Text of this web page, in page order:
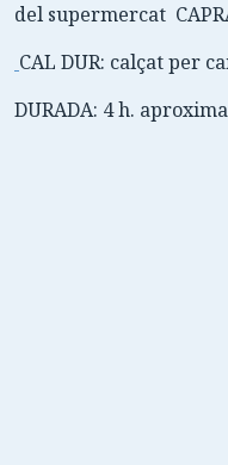
del supermercat
CAL DUR: calçat per
DURADA: 4 h.